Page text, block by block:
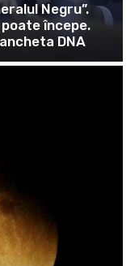
Negru”.
începe.
DNA